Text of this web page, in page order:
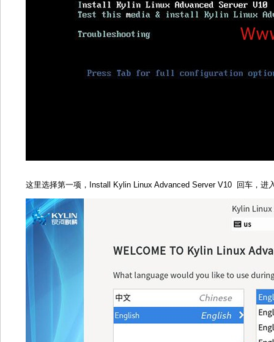
这里选择第一项，Install Kylin Linux Advanced Server V10 回车，进